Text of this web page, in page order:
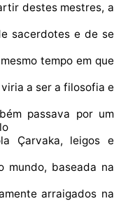
destes mestres, a
sacerdotes e de se
tempo em que
a ser a filosofia e
passava por um
Çarvaka, leigos e
mundo, baseada na
arraigados na